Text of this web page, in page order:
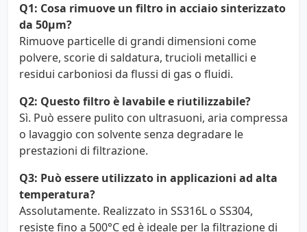
Q1: Cosa rimuove un filtro in acciaio sinterizzato
da 50µm?
Rimuove particelle di grandi dimensioni come
polvere, scorie di saldatura, trucioli metallici e
residui carboniosi da flussi di gas o fluidi.
Q2: Questo filtro è lavabile e riutilizzabile?
Sì. Può essere pulito con ultrasuoni, aria compressa
o lavaggio con solvente senza degradare le
prestazioni di filtrazione.
Q3: Può essere utilizzato in applicazioni ad alta
temperatura?
Assolutamente. Realizzato in SS316L o SS304,
resiste fino a 500°C ed è ideale per la filtrazione di